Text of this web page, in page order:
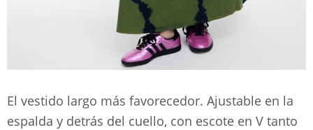
El vestido largo más favorecedor. Ajustable en la
espalda y detrás del cuello, con escote en V tanto